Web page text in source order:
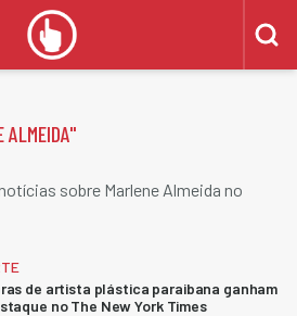
ALMEIDA"
sobre Marlene Almeida no
de artista plástica paraibana ganham
no The New York Times